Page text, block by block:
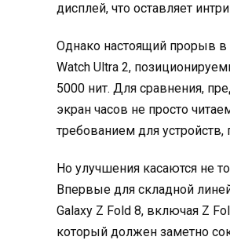
дисплей, что оставляет
Однако настоящий прорыв в
Watch Ultra 2,
5000 нит. Для сравнения,
экран часов не просто
требованием для
Но улучшения касаются не
Впервые для складной
Galaxy Z Fold 8, включая Z
который должен заметно